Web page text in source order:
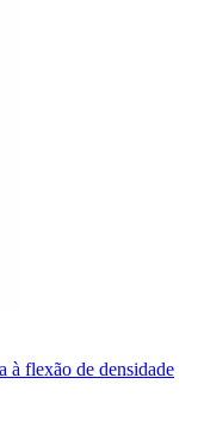
à flexão de densidade